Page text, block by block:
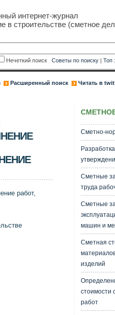
интернет-журнал
в строительстве (сметное
Нечеткий поиск Советы по поиску| Топ
Расширенный поиск Читать в
работ,
Сметно-
Сметные
труда
Сметные
машин и
Сметная
изделий
стоимости
работ